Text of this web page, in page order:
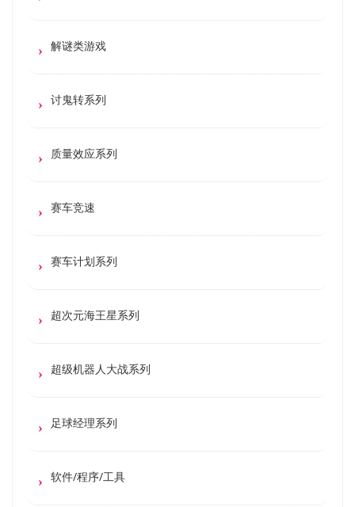
解谜类游戏
讨鬼转系列
质量效应系列
赛车竞速
赛车计划系列
超次元海王星系列
超级机器人大战系列
足球经理系列
软件/程序/工具